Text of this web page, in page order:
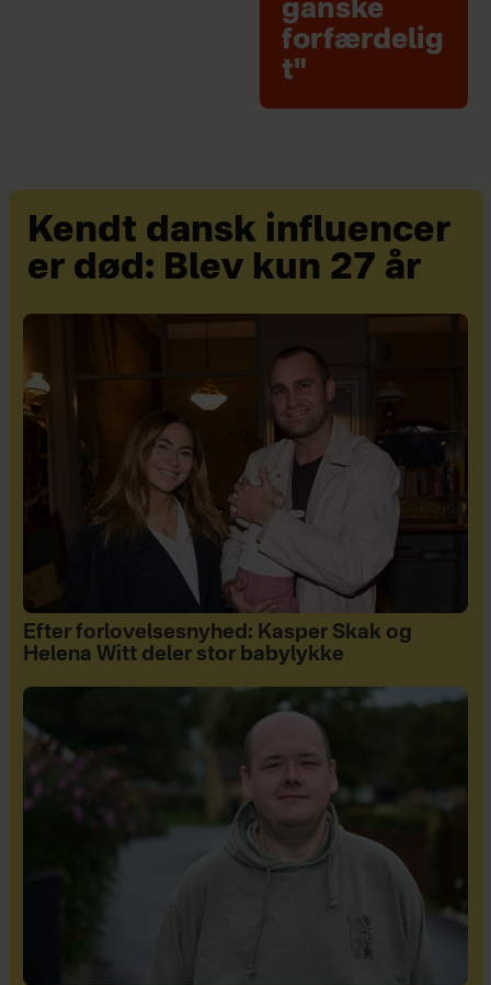
ganske
forfærdelig
t"
Kendt dansk influencer
er død: Blev kun 27 år
Efter forlovelsesnyhed: Kasper Skak og
Helena Witt deler stor babylykke